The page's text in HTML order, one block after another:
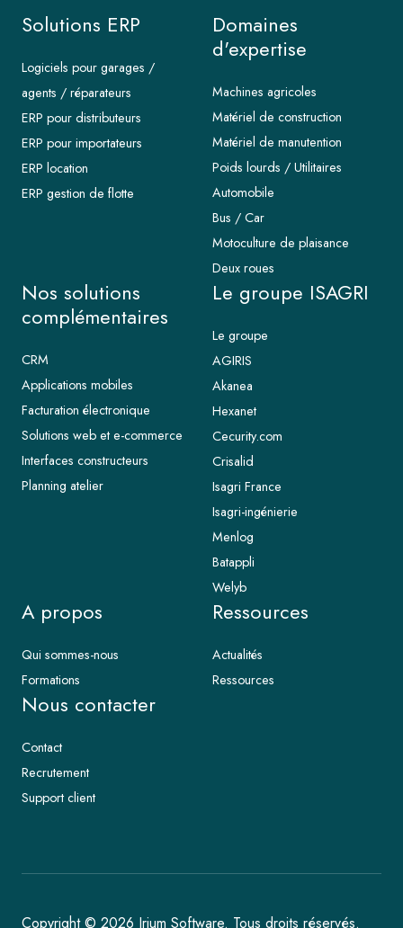
Solutions ERP
Logiciels pour garages /
agents / réparateurs
ERP pour distributeurs
ERP pour importateurs
ERP location
ERP gestion de flotte
Domaines
d'expertise
Machines agricoles
Matériel de construction
Matériel de manutention
Poids lourds / Utilitaires
Automobile
Bus / Car
Motoculture de plaisance
Deux roues
Nos solutions
complémentaires
CRM
Applications mobiles
Facturation électronique
Solutions web et e-commerce
Interfaces constructeurs
Planning atelier
Le groupe ISAGRI
Le groupe
AGIRIS
Akanea
Hexanet
Cecurity.com
Crisalid
Isagri France
Isagri-ingénierie
Menlog
Batappli
Welyb
A propos
Qui sommes-nous
Formations
Ressources
Actualités
Ressources
Nous contacter
Contact
Recrutement
Support client
Copyright © 2026 Irium Software. Tous droits réservés.